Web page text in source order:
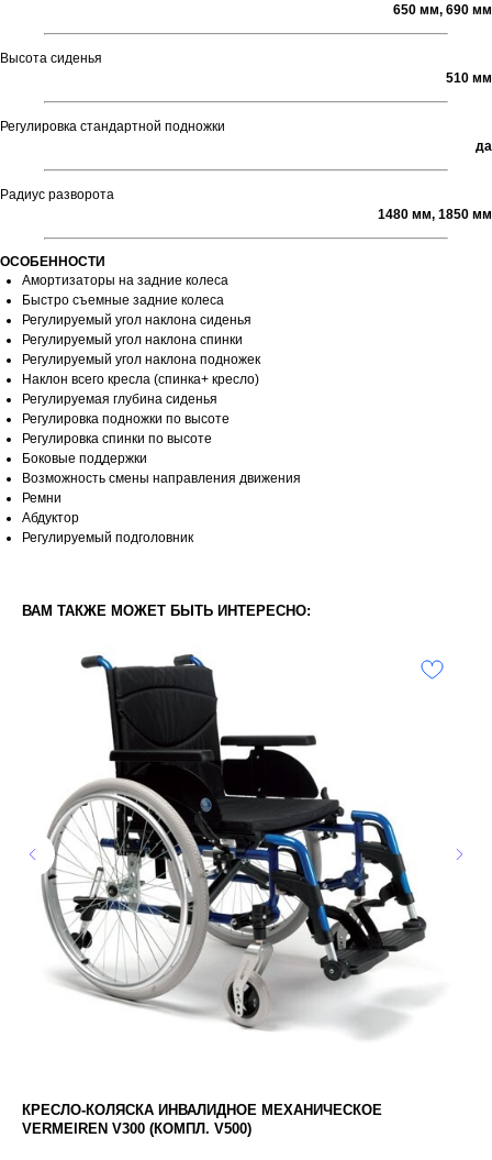
650 мм, 690 мм
Высота сиденья
510 мм
Регулировка стандартной подножки
да
Радиус разворота
1480 мм, 1850 мм
ОСОБЕННОСТИ
Амортизаторы на задние колеса
Быстро съемные задние колеса
Регулируемый угол наклона сиденья
Регулируемый угол наклона спинки
Регулируемый угол наклона подножек
Наклон всего кресла (спинка+ кресло)
Регулируемая глубина сиденья
Регулировка подножки по высоте
Регулировка спинки по высоте
Боковые поддержки
Возможность смены направления движения
Ремни
Абдуктор
Регулируемый подголовник
ВАМ ТАКЖЕ МОЖЕТ БЫТЬ ИНТЕРЕСНО:
КРЕСЛО-КОЛЯСКА ИНВАЛИДНОЕ МЕХАНИЧЕСКОЕ
VERMEIREN V300 (КОМПЛ. V500)